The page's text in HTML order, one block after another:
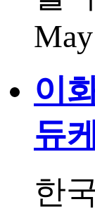
이
듀
한